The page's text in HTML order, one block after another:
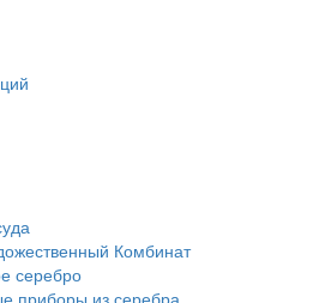
Комбинат
серебро
приборы из серебра